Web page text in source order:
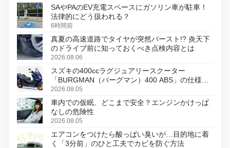
SAやPAのEV充電スペースにガソリン車が駐車！
法律的にどう扱われる？
6時間前
真夏の高速道路でタイヤが突然バースト!? 炎天下
のドライブ前に知っておくべき点検内容とは
2026.08.06
スズキの400ccラグジュアリースクーター
「BURGMAN（バーグマン）400 ABS」の仕様を
変更し、8月18日に発売
2026.08.05
車内での仮眠、どこまで安全？エンジンかけっぱ
なしの危険性
2026.08.05
エアコンをつけたら酸っぱい臭いが…目的地に着
く「3分前」のひと工夫でカビを防ぐ方法